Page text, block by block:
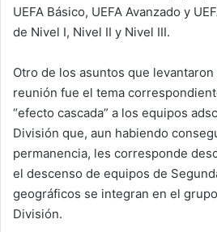
UEFA Básico, UEFA Avanzado y
de Nivel I, Nivel II y Nivel III.
Otro de los asuntos que
reunión fue el tema
“efecto cascada” a los equipos
División que, aun habiendo
permanencia, les corresponde
el descenso de equipos de
geográficos se integran en el
División.